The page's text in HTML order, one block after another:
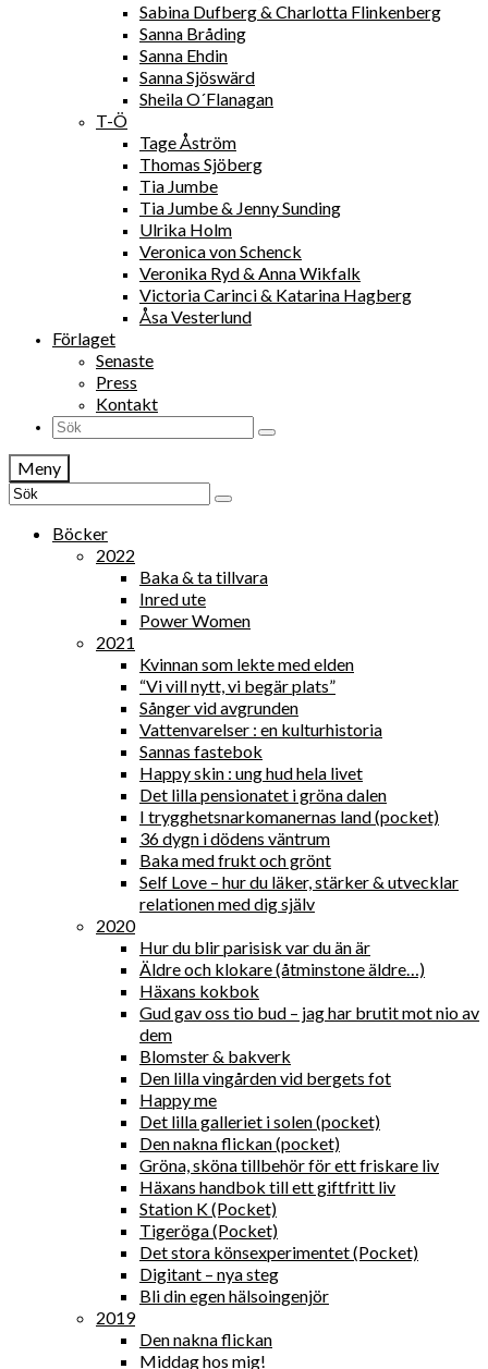
Sabina Dufberg & Charlotta Flinkenberg
Sanna Bråding
Sanna Ehdin
Sanna Sjöswärd
Sheila O´Flanagan
T-Ö
Tage Åström
Thomas Sjöberg
Tia Jumbe
Tia Jumbe & Jenny Sunding
Ulrika Holm
Veronica von Schenck
Veronika Ryd & Anna Wikfalk
Victoria Carinci & Katarina Hagberg
Åsa Vesterlund
Förlaget
Senaste
Press
Kontakt
Search
Meny
Search
Böcker
2022
Baka & ta tillvara
Inred ute
Power Women
2021
Kvinnan som lekte med elden
“Vi vill nytt, vi begär plats”
Sånger vid avgrunden
Vattenvarelser : en kulturhistoria
Sannas fastebok
Happy skin : ung hud hela livet
Det lilla pensionatet i gröna dalen
I trygghetsnarkomanernas land (pocket)
36 dygn i dödens väntrum
Baka med frukt och grönt
Self Love – hur du läker, stärker & utvecklar
relationen med dig själv
2020
Hur du blir parisisk var du än är
Äldre och klokare (åtminstone äldre…)
Häxans kokbok
Gud gav oss tio bud – jag har brutit mot nio av
dem
Blomster & bakverk
Den lilla vingården vid bergets fot
Happy me
Det lilla galleriet i solen (pocket)
Den nakna flickan (pocket)
Gröna, sköna tillbehör för ett friskare liv
Häxans handbok till ett giftfritt liv
Station K (Pocket)
Tigeröga (Pocket)
Det stora könsexperimentet (Pocket)
Digitant – nya steg
Bli din egen hälsoingenjör
2019
Den nakna flickan
Middag hos mig!